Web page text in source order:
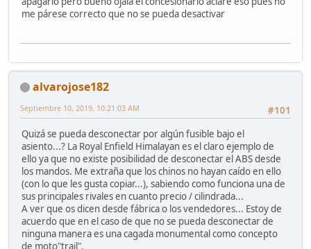
me párese correcto que no se pueda desactivar
alvarojose182
#101
Septiembre 10, 2019, 10:21:03 AM
Quizá se pueda desconectar por algún fusible bajo el
asiento...? La Royal Enfield Himalayan es el claro ejemplo de
ello ya que no existe posibilidad de desconectar el ABS desde
los mandos. Me extraña que los chinos no hayan caído en ello
(con lo que les gusta copiar...), sabiendo como funciona una de
sus principales rivales en cuanto precio / cilindrada...
A ver que os dicen desde fábrica o los vendedores... Estoy de
acuerdo que en el caso de que no se pueda desconectar de
ninguna manera es una cagada monumental como concepto
de moto"trail".